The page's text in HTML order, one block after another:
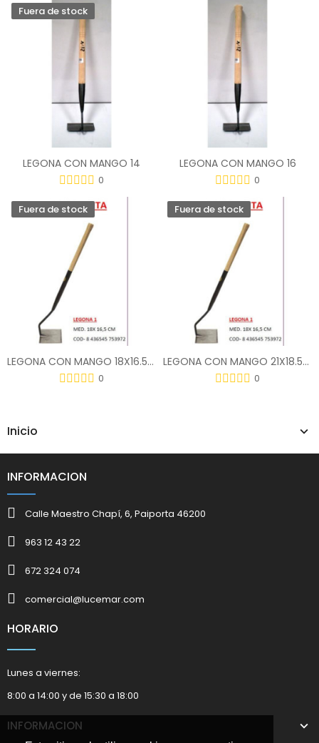
Inicio
Fuera de stock
LEGONA CON MANGO 14
0
LEGONA CON MANGO 16
0
Fuera de stock
LEGONA CON MANGO 18X16.5CM
0
Fuera de stock
LEGONA CON MANGO 21X18.5CM
0
INFORMACION
Calle Maestro Chapí, 6, Paiporta 46200
963 12 43 22
672 324 074
comercial@lucemar.com
HORARIO
Lunes a viernes:
8:00 a 14:00 y de 15:30 a 18:00
INFORMACION